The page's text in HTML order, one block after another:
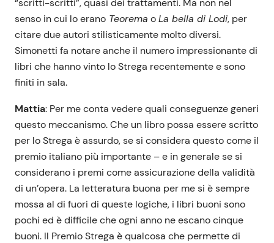
“scritti-scritti”, quasi dei trattamenti. Ma non nel
senso in cui lo erano Teorema oLa bella di Lodi, per
citare due autori stilisticamente molto diversi.
Simonetti fa notare anche il numero impressionante di
libri che hanno vinto lo Strega recentemente e sono
finiti in sala.
Mattia: Per me conta vedere quali conseguenze generi
questo meccanismo. Che un libro possa essere scritto
per lo Strega è assurdo, se si considera questo come il
premio italiano più importante – e in generale se si
considerano i premi come assicurazione della validità
di un’opera. La letteratura buona per me si è sempre
mossa al di fuori di queste logiche, i libri buoni sono
pochi ed è difficile che ogni anno ne escano cinque
buoni. Il Premio Strega è qualcosa che permette di